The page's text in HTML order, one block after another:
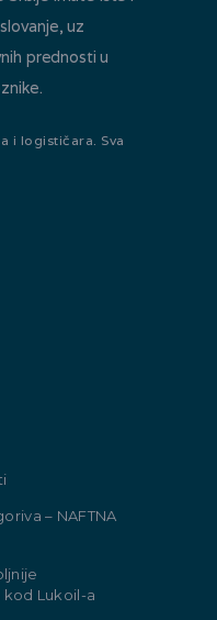
uz
prednosti u
i logističara. Sva
– NAFTNA
Lukoil-a